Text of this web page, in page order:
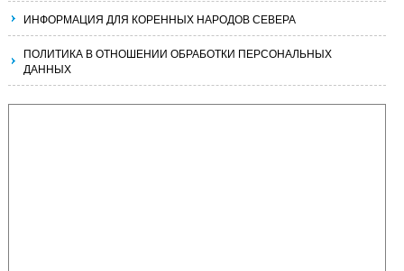
ИНФОРМАЦИЯ ДЛЯ КОРЕННЫХ НАРОДОВ СЕВЕРА
ПОЛИТИКА В ОТНОШЕНИИ ОБРАБОТКИ ПЕРСОНАЛЬНЫХ
ДАННЫХ